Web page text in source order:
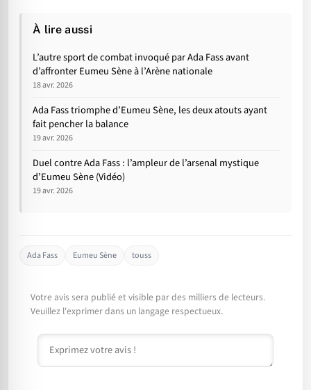
À lire aussi
L’autre sport de combat invoqué par Ada Fass avant
d’affronter Eumeu Sène à l’Arène nationale
18 avr. 2026
Ada Fass triomphe d’Eumeu Sène, les deux atouts ayant
fait pencher la balance
19 avr. 2026
Duel contre Ada Fass : l’ampleur de l’arsenal mystique
d’Eumeu Sène (Vidéo)
19 avr. 2026
Ada Fass Eumeu Sène touss
Votre avis sera publié et visible par des milliers de lecteurs.
Veuillez l'exprimer dans un langage respectueux.
Commentaire